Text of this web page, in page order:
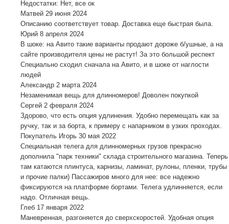
Недостатки: Нет, все ок
Матвей 29 июня 2024
Описанию соответствует товар. Доставка еще быстрая была.
Юрий 8 апреля 2024
В шоке: на Авито такие варианты продают дороже б/ушные, а на
сайте производителя цены не растут! За это большой респект
Специально сходил сначала на Авито, и в шоке от наглости
людей
Александр 2 марта 2024
Незаменимая вещь для длинномеров! Доволен покупкой
Сергей 2 февраля 2024
Здорово, что есть опция удлинения. Удобно перемещать как за
ручку, так и за борта, к примеру с напарником в узких проходах.
Покупатель Игорь 30 мая 2022
Специальная телега для длинномерных грузов прекрасно
дополнила "парк техники" склада строительного магазина. Теперь
там катаются плинтуса, карнизы, ламинат, рулоны, пленки, трубы
и прочие палки) Пассажиров много для нее: все надежно
фиксируются на платформе бортами. Телега удлинняется, если
надо. Отличная вещь.
Глеб 17 января 2022
Маневренная, разгоняется до сверхскоростей. Удобная опция